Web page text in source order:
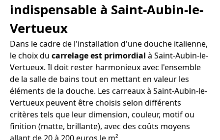
indispensable à Saint-Aubin-le-
Vertueux
Dans le cadre de l'installation d'une douche italienne,
le choix du carrelage est primordial à Saint-Aubin-le-
Vertueux. Il doit rester harmonieux avec l'ensemble
de la salle de bains tout en mettant en valeur les
éléments de la douche. Les carreaux à Saint-Aubin-le-
Vertueux peuvent être choisis selon différents
critères tels que leur dimension, couleur, motif ou
finition (matte, brillante), avec des coûts moyens